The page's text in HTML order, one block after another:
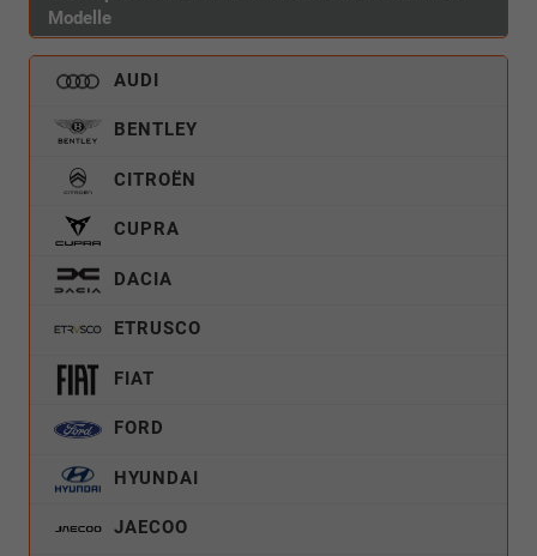
Modelle
AUDI
BENTLEY
CITROËN
CUPRA
DACIA
ETRUSCO
FIAT
FORD
HYUNDAI
JAECOO